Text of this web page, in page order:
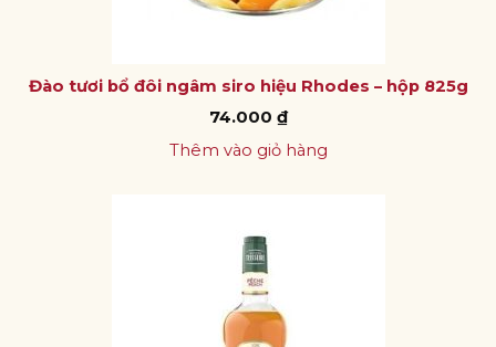
Đào tươi bổ đôi ngâm siro hiệu Rhodes – hộp 825g
74.000 ₫
Thêm vào giỏ hàng